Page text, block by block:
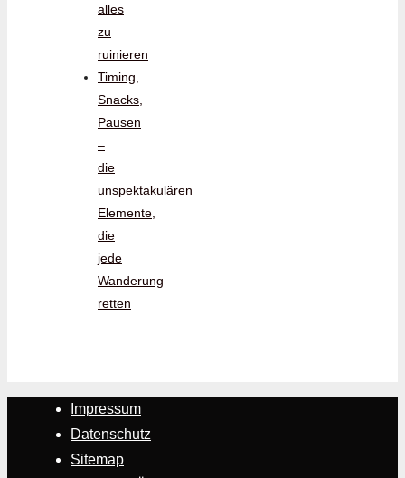
alles
zu
ruinieren
Timing,
Snacks,
Pausen
–
die
unspektakulären
Elemente,
die
jede
Wanderung
retten
Impressum
Datenschutz
Sitemap